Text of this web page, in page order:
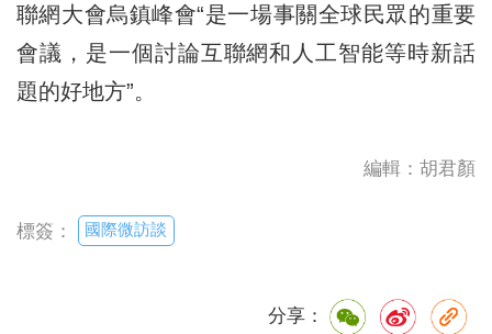
聯網大會烏鎮峰會“是一場事關全球民眾的重要
會議，是一個討論互聯網和人工智能等時新話
題的好地方”。
編輯：胡君顏
標簽： 國際微訪談
分享：